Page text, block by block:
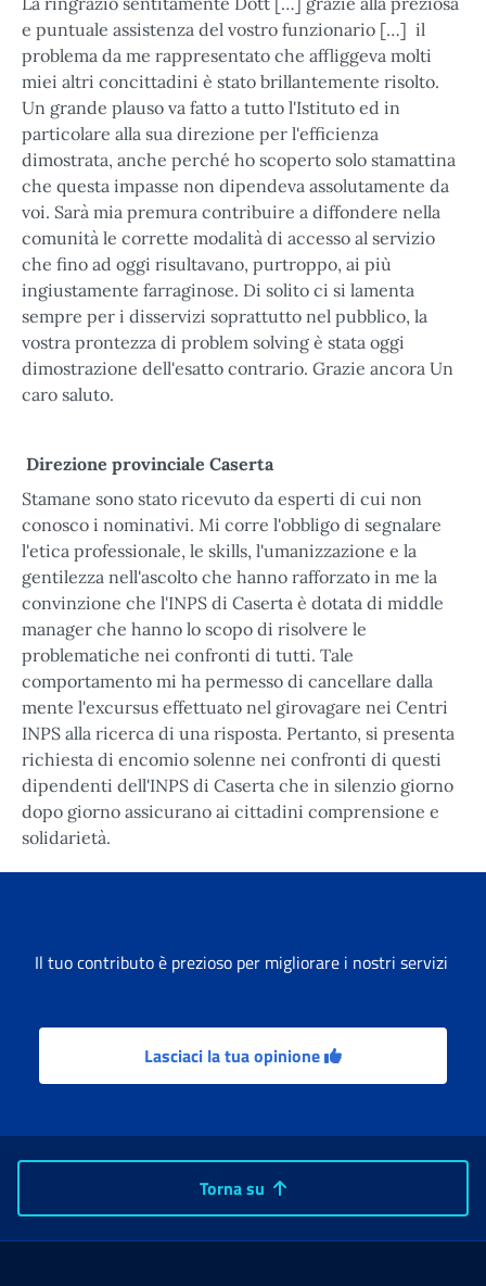
e puntuale assistenza del vostro funzionario […] il
problema da me rappresentato che affliggeva molti
miei altri concittadini è stato brillantemente risolto.
Un grande plauso va fatto a tutto l'Istituto ed in
particolare alla sua direzione per l'efficienza
dimostrata, anche perché ho scoperto solo stamattina
che questa impasse non dipendeva assolutamente da
voi. Sarà mia premura contribuire a diffondere nella
comunità le corrette modalità di accesso al servizio
che fino ad oggi risultavano, purtroppo, ai più
ingiustamente farraginose. Di solito ci si lamenta
sempre per i disservizi soprattutto nel pubblico, la
vostra prontezza di problem solving è stata oggi
dimostrazione dell'esatto contrario. Grazie ancora Un
caro saluto.
Direzione provinciale Caserta
Stamane sono stato ricevuto da esperti di cui non
conosco i nominativi. Mi corre l'obbligo di segnalare
l'etica professionale, le skills, l'umanizzazione e la
gentilezza nell'ascolto che hanno rafforzato in me la
convinzione che l'INPS di Caserta è dotata di middle
manager che hanno lo scopo di risolvere le
problematiche nei confronti di tutti. Tale
comportamento mi ha permesso di cancellare dalla
mente l'excursus effettuato nel girovagare nei Centri
INPS alla ricerca di una risposta. Pertanto, si presenta
richiesta di encomio solenne nei confronti di questi
dipendenti dell'INPS di Caserta che in silenzio giorno
dopo giorno assicurano ai cittadini comprensione e
solidarietà.
Il tuo contributo è prezioso per migliorare i nostri servizi
Lasciaci la tua opinione
Torna su